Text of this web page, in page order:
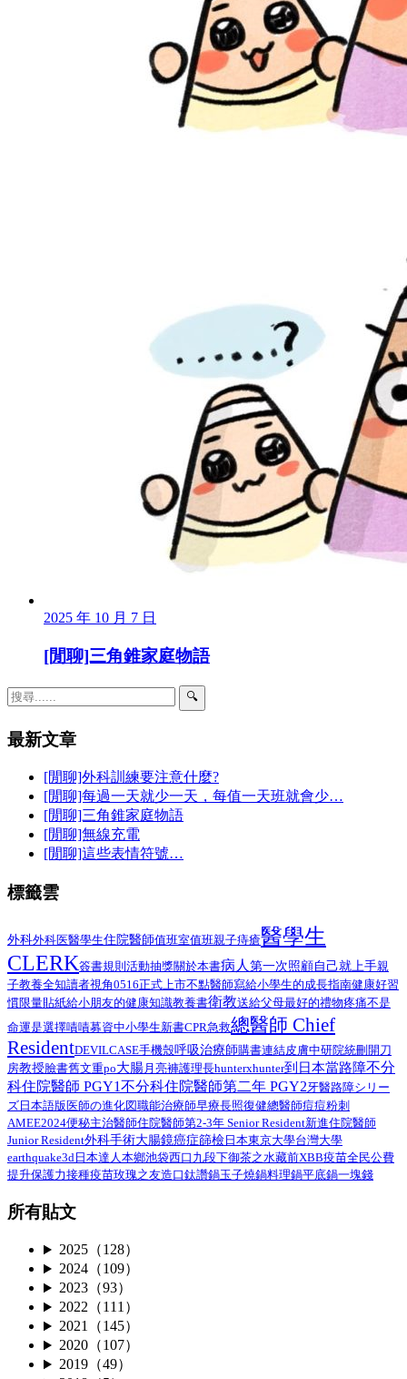
2025 年 10 月 7 日
[閒聊]三角錐家庭物語
🔍
最新文章
[閒聊]外科訓練要注意什麼?
[閒聊]每過一天就少一天，每值一天班就會少…
[閒聊]三角錐家庭物語
[閒聊]無線充電
[閒聊]這些表情符號…
標籤雲
外科外科医醫學生住院醫師值班室值班親子痔瘡醫學生
CLERK簽書規則 活動抽獎關於本書病人 第一次照顧自己就上手親
子教養全知讀者視角0516正式上市不點醫師寫給小學生的成長指南健康好習
慣限量貼紙給小朋友的健康知識教養書衛教送給父母最好的禮物疼痛不是
命運是選擇嘖嘖募資中小學生新書CPR急救總醫師 Chief
ResidentDEVILCASE手機殼呼吸治療師購書連結皮膚中研院統刪 開刀
房教授臉書舊文重po大腸 月亮褲護理長hunterxhunter到日本當路障不分
科住院醫師 PGY1不分科住院醫師第二年 PGY2牙醫路障シリー
ズ日本語版医師の進化図職能治療師早療長照復健總醫師痘痘粉刺
AMEE2024便秘主治醫師住院醫師第2-3年 Senior Resident新進住院醫師
Junior Resident外科手術大腸鏡癌症篩檢 日本東京大學台灣大學
earthquake3d 日本達人本鄉池袋西口 九段下御茶之水藏前XBB疫苗全民公費
提升保護力接種疫苗玫瑰之友造口鈦讚鍋玉子燒鍋料理鍋平底鍋一塊錢
所有貼文
2025（128）
2024（109）
2023（93）
2022（111）
2021（145）
2020（107）
2019（49）